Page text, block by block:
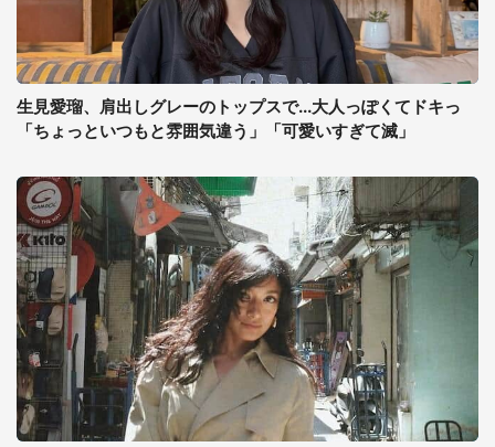
生見愛瑠、肩出しグレーのトップスで...大人っぽくてドキっ
「ちょっといつもと雰囲気違う」「可愛いすぎて滅」